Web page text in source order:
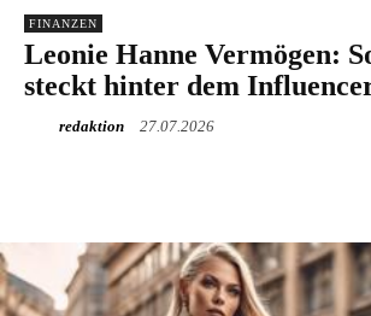
FINANZEN
Leonie Hanne Vermögen:
steckt hinter dem
redaktion 27.07.2026